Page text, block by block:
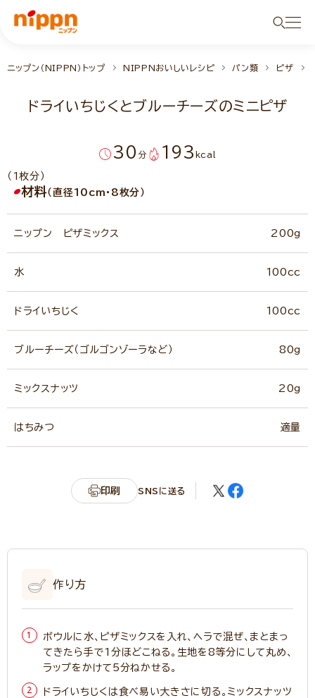
ニップン（NIPPN）トップ NIPPNおいしいレシピ パン類 ピザ
ドライいちじくとブルーチーズのミニピザ
30 分 193 kcal
（1枚分）
材料（直径10cm・8枚分）
ニップン ピザミックス 200g
水 100cc
ドライいちじく 100cc
ブルーチーズ（ゴルゴンゾーラなど） 80g
ミックスナッツ 20g
はちみつ 適量
印刷 SNSに送る
作り方
ボウルに水、ピザミックスを入れ、ヘラで混ぜ、まとまっ
てきたら手で1分ほどこねる。生地を8等分にして丸め、
ラップをかけて5分ねかせる。
ドライいちじくは食べ易い大きさに切る。ミックスナッツ